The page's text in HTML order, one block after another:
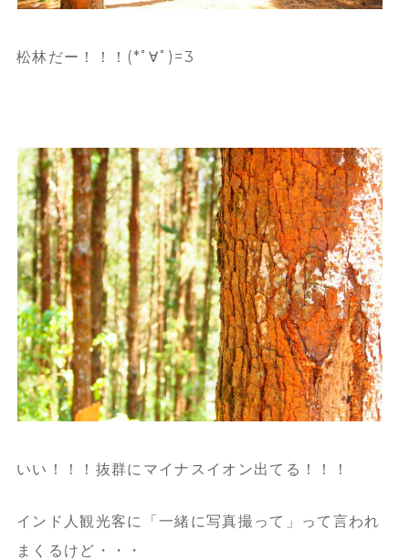
松林だー！！！(*ﾟ∀ﾟ)=3
いい！！！抜群にマイナスイオン出てる！！！
インド人観光客に「一緒に写真撮って」って言われ
まくるけど・・・